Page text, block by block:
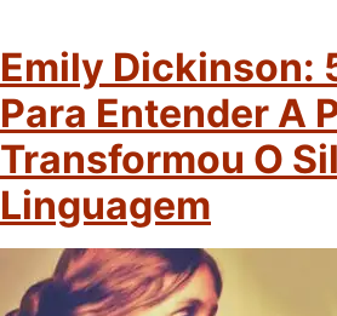
Emily Dickinson:
Para Entender A
Transformou O
Linguagem